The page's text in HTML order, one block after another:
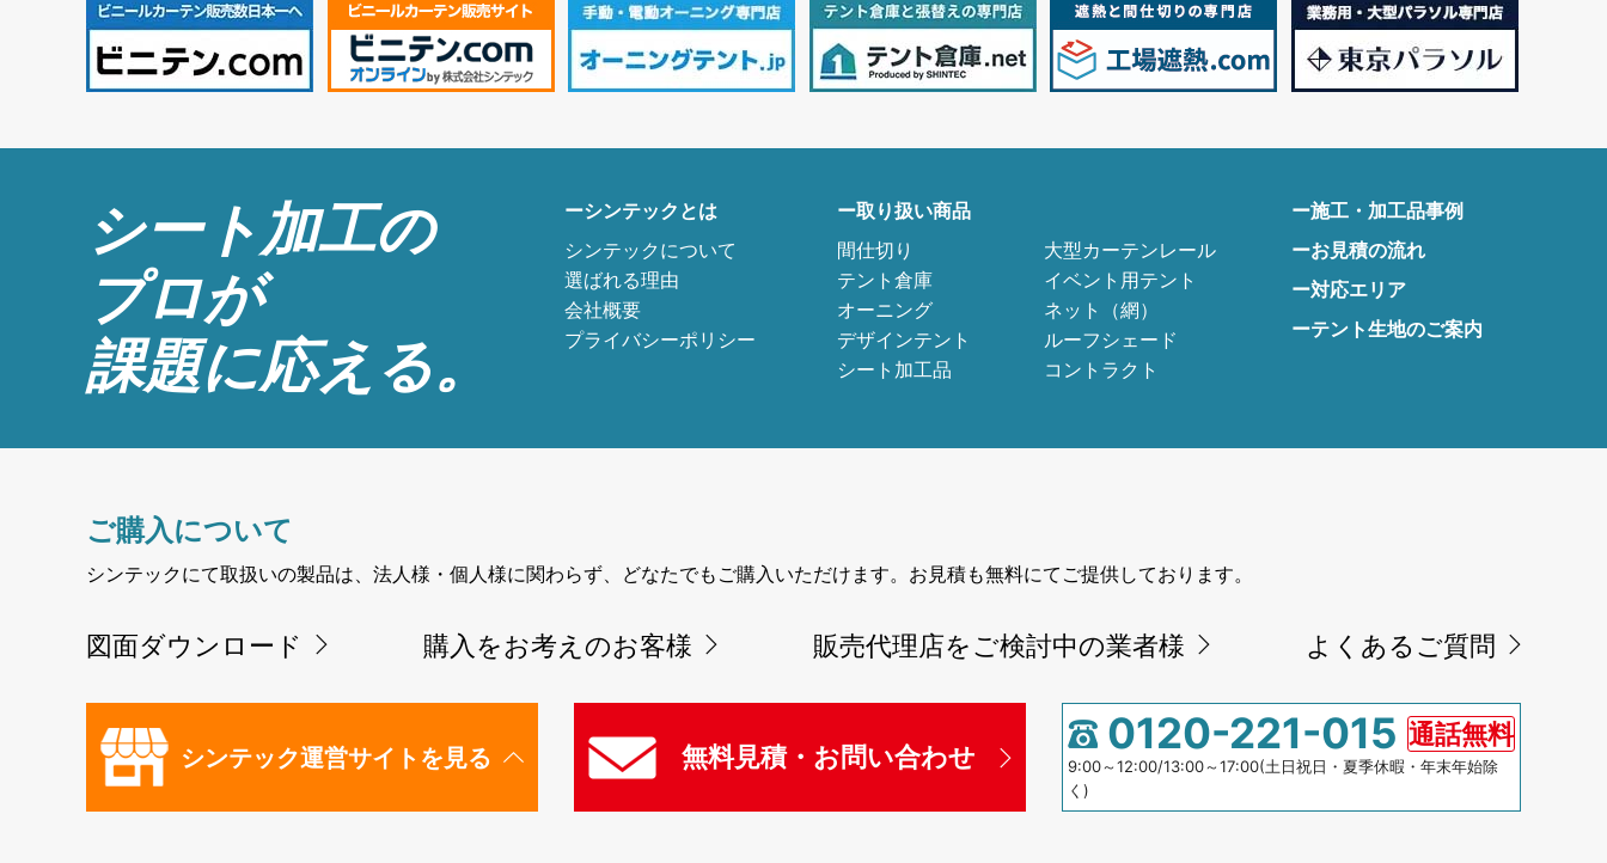
シート加工の
プロが
課題に応える。
ーシンテックとは
シンテックについて
選ばれる理由
会社概要
プライバシーポリシー
ー取り扱い商品
間仕切り
テント倉庫
オーニング
デザインテント
シート加工品
大型カーテンレール
イベント用テント
ネット（網）
ルーフシェード
コントラクト
ー施工・加工品事例
ーお見積の流れ
ー対応エリア
ーテント生地のご案内
ご購入について
シンテックにて取扱いの製品は、法人様・個人様に関わらず、どなたでもご購入いただけます。お見積も無料にてご提供しております。
図面ダウンロード 購入をお考えのお客様 販売代理店をご検討中の業者様 よくあるご質問
シンテック運営サイトを見る 無料見積・お問い合わせ 0120-221-015 通話無料
9:00～12:00/13:00～17:00(土日祝日・夏季休暇・年末年始除
く)